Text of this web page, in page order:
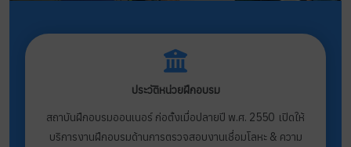
ประวัติหน่วยฝึกอบรม
สถาบันฝึกอบรมออนเนอร์ ก่อตั้งเมื่อปลายปี พ.ศ. 2550 เปิดให้
บริการงานฝึกอบรมด้านการตรวจสอบงานเชื่อมโลหะ & ความ